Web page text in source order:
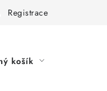
Registrace
košík